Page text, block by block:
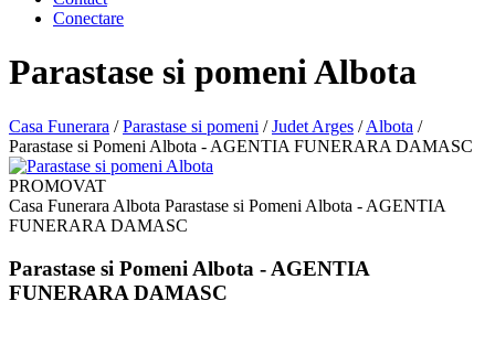
Conectare
Parastase si pomeni Albota
Casa Funerara /Parastase si pomeni /Judet Arges /Albota /
Parastase si Pomeni Albota - AGENTIA FUNERARA DAMASC
PROMOVAT
Casa Funerara Albota Parastase si Pomeni Albota - AGENTIA
FUNERARA DAMASC
Parastase si Pomeni Albota - AGENTIA
FUNERARA DAMASC